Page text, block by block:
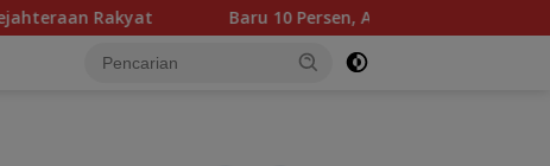
10 Persen, Aktivasi IKD Banjarmasin Didorong Tuntas 90